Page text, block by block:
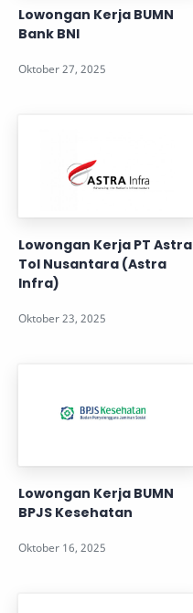
Lowongan Kerja BUMN
Bank BNI
Lowongan Kerja PT Astra
Tol Nusantara (Astra
Infra)
Lowongan Kerja BUMN
BPJS Kesehatan